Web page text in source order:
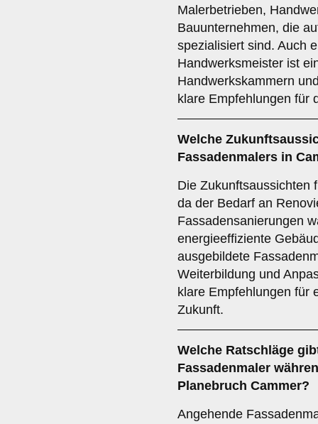
Malerbetrieben,
Bauunternehmen, die
spezialisiert sind. Auch
Handwerksmeister ist
Handwerkskammern
klare Empfehlungen für
Welche
Fassadenmalers in
Die Zukunftsaussichten
da der Bedarf an
Fassadensanierungen
energieeffiziente
ausgebildete
Weiterbildung und
klare Empfehlungen für
Zukunft.
Welche Ratschläge
Fassadenmaler
Planebruch Cammer?
Angehende